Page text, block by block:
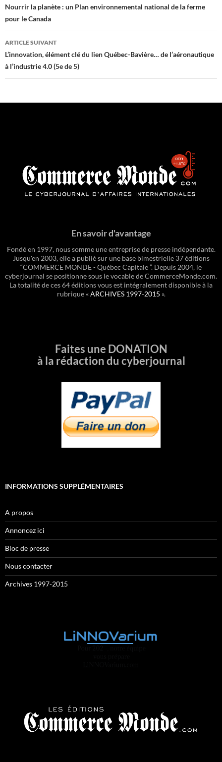
des
articles
Nourrir la planète : un Plan environnemental national de la ferme
pour le Canada
ARTICLE SUIVANT
L’innovation, élément clé du lien Québec-Bavière… de l’aéronautique
à l’industrie 4.0 (5e de 5)
En savoir d'avantage
Fondé en 1997, nous somme une entreprise de presse indépendante.
Jusqu'en 2003, elle a publié sur une base bimestrielle 37 éditions
“COMMERCE MONDE - Québec Capitale ”. Depuis 2004, le
cyberjournal se positionne sous le vocable de CommerceMonde.com.
La totalité de ces 64 éditions vous est intégralement disponible à la
rubrique «ARCHIVES 1997-2015 ».
Faites une DONATION
à la rédaction du cyberjournal
INFORMATIONS SUPPLÉMENTAIRES
A propos
Annoncez ici
Bloc de presse
Nous contacter
Archives 1997-2015